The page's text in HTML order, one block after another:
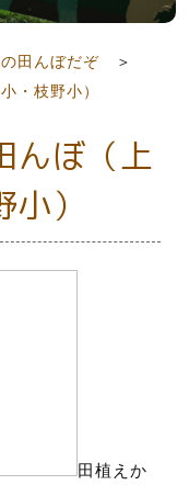
田んぼだぞ ＞
・枝野小）
んぼ（上
）
田植えか